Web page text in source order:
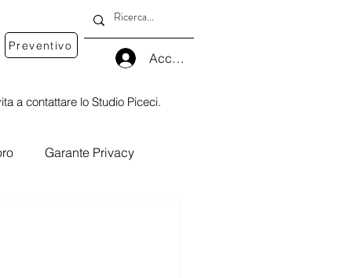
Preventivo
Accedi
a contattare lo Studio Piceci.
Garante Privacy